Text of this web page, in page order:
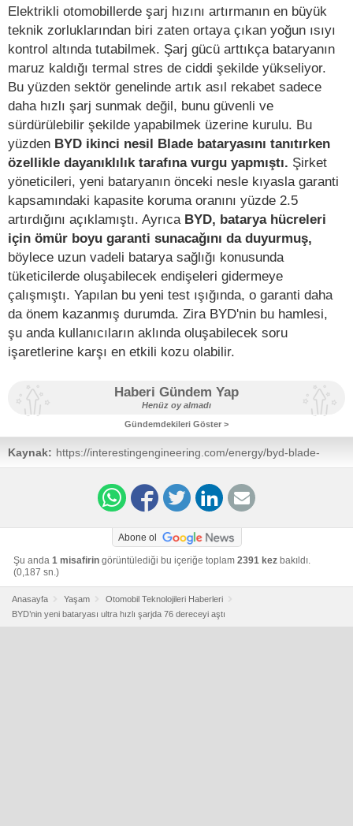
Elektrikli otomobillerde şarj hızını artırmanın en büyük
teknik zorluklarından biri zaten ortaya çıkan yoğun ısıyı
kontrol altında tutabilmek. Şarj gücü arttıkça bataryanın
maruz kaldığı termal stres de ciddi şekilde yükseliyor.
Bu yüzden sektör genelinde artık asıl rekabet sadece
daha hızlı şarj sunmak değil, bunu güvenli ve
sürdürülebilir şekilde yapabilmek üzerine kurulu. Bu
yüzden BYD ikinci nesil Blade bataryasını tanıtırken
özellikle dayanıklılık tarafına vurgu yapmıştı. Şirket
yöneticileri, yeni bataryanın önceki nesle kıyasla garanti
kapsamındaki kapasite koruma oranını yüzde 2.5
artırdığını açıklamıştı. Ayrıca BYD, batarya hücreleri
için ömür boyu garanti sunacağını da duyurmuş,
böylece uzun vadeli batarya sağlığı konusunda
tüketicilerde oluşabilecek endişeleri gidermeye
çalışmıştı. Yapılan bu yeni test ışığında, o garanti daha
da önem kazanmış durumda. Zira BYD'nin bu hamlesi,
şu anda kullanıcıların aklında oluşabilecek soru
işaretlerine karşı en etkili kozu olabilir.
Haberi Gündem Yap
Henüz oy almadı
Gündemdekileri Göster >
Kaynak: https://interestingengineering.com/energy/byd-blade-
battery-sparks-debate
Abone ol
Şu anda 1 misafirin görüntülediği bu içeriğe toplam 2391 kez bakıldı.
(0,187 sn.)
Anasayfa Yaşam
Otomobil Teknolojileri Haberleri
BYD’nin yeni bataryası ultra hızlı şarjda 76 dereceyi aştı